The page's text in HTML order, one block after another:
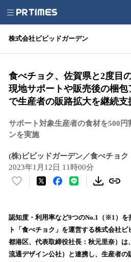
株式会社ビビッドガーデン
食べチョク、佐賀県と2度目
現地サポートや販売後の梱
で生産者の販路拡大を継続支
サポート対象生産者の食材を500
ンを実施
(株)ビビッドガーデン／食べチョク
2023年1月12日 11時00分
い
！
数
を
読
認知度・利用率など9つのNo.1（※1）を
ト「食べチョク」を運営する株式会社
都港区、代表取締役社長：秋元里奈）
流通デザイン公社）と連携し、生産者の